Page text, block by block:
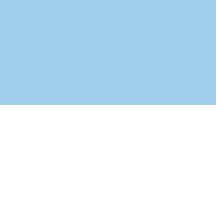
4)
und 5) bietet
Nährboden